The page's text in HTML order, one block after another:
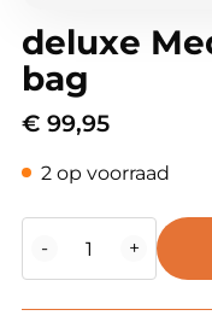
deluxe
bag
€ 99,95
2 op voorraad
-
Medium
baitboat
bag
+